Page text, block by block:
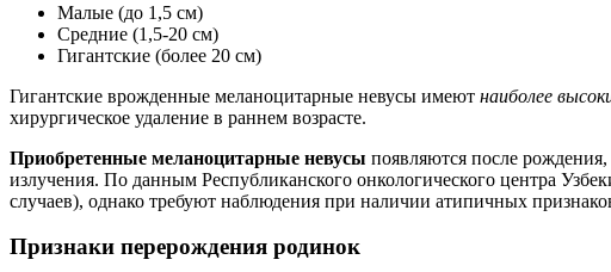
Малые (до 1,5 см)
Средние (1,5-20 см)
Гигантские (более 20 см)
Гигантские врожденные меланоцитарные невусы имеют наиболее
хирургическое удаление в раннем возрасте.
Приобретенные меланоцитарные невусы появляются после
излучения. По данным Республиканского онкологического центра
случаев), однако требуют наблюдения при наличии атипичных
Признаки перерождения родинок